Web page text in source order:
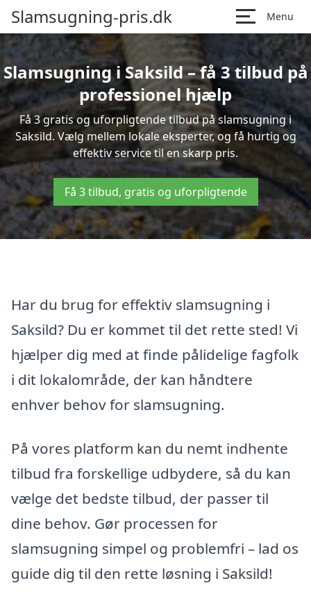
Slamsugning-pris.dk Menu
Slamsugning i Saksild – få 3 tilbud på
professionel hjælp
Få 3 gratis og uforpligtende tilbud på slamsugning i
Saksild. Vælg mellem lokale eksperter, og få hurtig og
effektiv service til en skarp pris.
Få 3 tilbud, gratis og uforpligtende
Har du brug for effektiv slamsugning i
Saksild? Du er kommet til det rette sted! Vi
hjælper dig med at finde pålidelige fagfolk
i dit lokalområde, der kan håndtere
enhver behov for slamsugning.
På vores platform kan du nemt indhente
tilbud fra forskellige udbydere, så du kan
vælge det bedste tilbud, der passer til
dine behov. Gør processen for
slamsugning simpel og problemfri – lad os
guide dig til den rette løsning i Saksild!